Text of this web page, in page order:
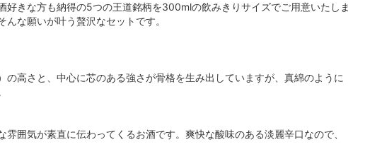
好きな方も納得の5つの王道銘柄を300mlの飲みきりサイズでご用意いたしま
な願いが叶う贅沢なセットです。
高さと、中心に芯のある強さが骨格を生み出していますが、真綿のように
囲気が素直に伝わってくるお酒です。爽快な酸味のある淡麗辛口なので、